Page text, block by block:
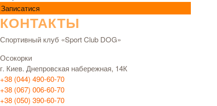
Записатися
КОНТАКТЫ
Спортивный клуб «Sport Club DOG»
Осокорки
г. Киев. Днепровская набережная, 14К
+38 (044) 490-60-70
+38 (067) 006-60-70
+38 (050) 390-60-70